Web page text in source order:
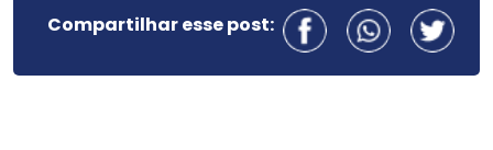
Compartilhar esse post: